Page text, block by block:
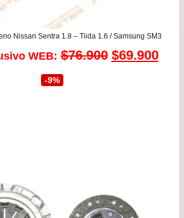
Nissan Sentra 1.8 – Tiida 1.6 / Samsung SM3
WEB: $76.900 El
$69.900El
-9%